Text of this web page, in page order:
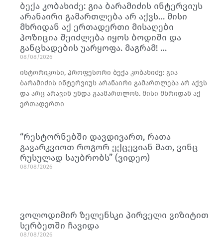
ბექა კობახიძე: გია ბარამიძის ინტერვიუს
არანაირი გამართლება არ აქვს… მისი
მხრიდან აქ ერთადერთი მისაღები
პოზიცია შეიძლება იყოს ბოდიში და
განცხადების უარყოფა. მაგრამ! …
08/08/2026
ისტორიკოსი, პროფესორი ბექა კობახიძე: გია
ბარამიძის ინტერვიუს არანაირი გამართლება არ აქვს
და არც არავინ უნდა გაამართლოს. მისი მხრიდან აქ
ერთადერთი
“რესტორნებში დავდივართ, რათა
გავარკვიოთ როგორ ექცევიან მათ, ვინც
რუსულად საუბრობს” (ვიდეო)
08/08/2026
ვოლოდიმირ ზელენსკი პირველი ვიზიტით
სერბეთში ჩავიდა
08/08/2026